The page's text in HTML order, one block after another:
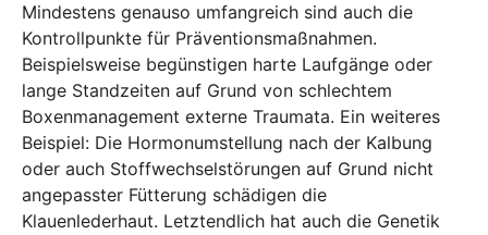
Mindestens genauso umfangreich sind auch die
Kontrollpunkte für Präventionsmaßnahmen.
Beispielsweise begünstigen harte Laufgänge oder
lange Standzeiten auf Grund von schlechtem
Boxenmanagement externe Traumata. Ein weiteres
Beispiel: Die Hormonumstellung nach der Kalbung
oder auch Stoffwechselstörungen auf Grund nicht
angepasster Fütterung schädigen die
Klauenlederhaut. Letztendlich hat auch die Genetik